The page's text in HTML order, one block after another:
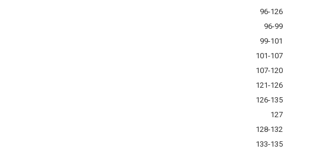
96-126
96-99
99-101
101-107
107-120
121-126
126-135
127
128-132
133-135